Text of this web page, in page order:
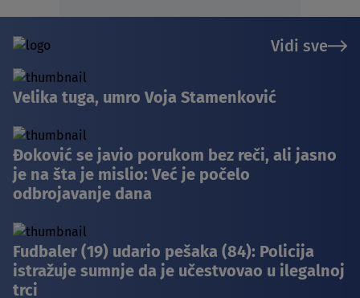
Vidi sve
Velika tuga, umro Voja Stamenković
Đoković se javio porukom bez reči, ali jasno
je na šta je mislio: Već je počelo
odbrojavanje dana
Fudbaler (19) udario pešaka (84): Policija
istražuje sumnje da je učestvovao u ilegalnoj
trci